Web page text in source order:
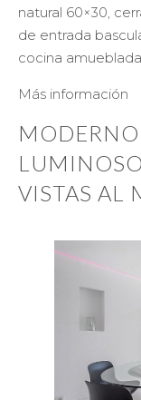
natural 60×30,
de entrada
cocina
Más información
VISTAS AL